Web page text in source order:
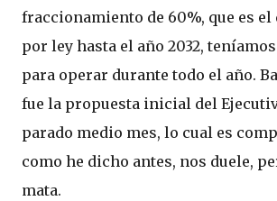
fraccionamiento de 60%, que es el
por ley hasta el año 2032,
para operar durante todo el año.
fue la propuesta inicial del
parado medio mes, lo cual es
como he dicho antes, nos duele,
mata.